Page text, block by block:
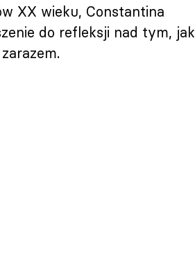
XX wieku, Constantina
do refleksji nad tym, jak